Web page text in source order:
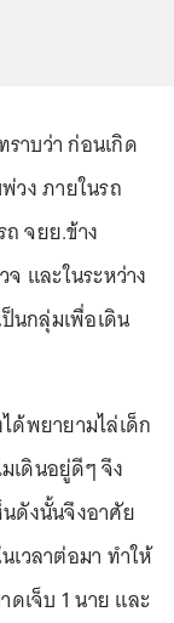
าบว่า ก่อนเกิด
วง ภายในรถ
จยย.ข้าง
และในระหว่าง
นกลุ่มเพื่อเดิน
ด้พยายามไล่เด็ก
เดินอยู่ดีๆ จึง
นดังนั้นจึงอาศัย
เวลาต่อมา ทำให้
เจ็บ 1 นาย และ